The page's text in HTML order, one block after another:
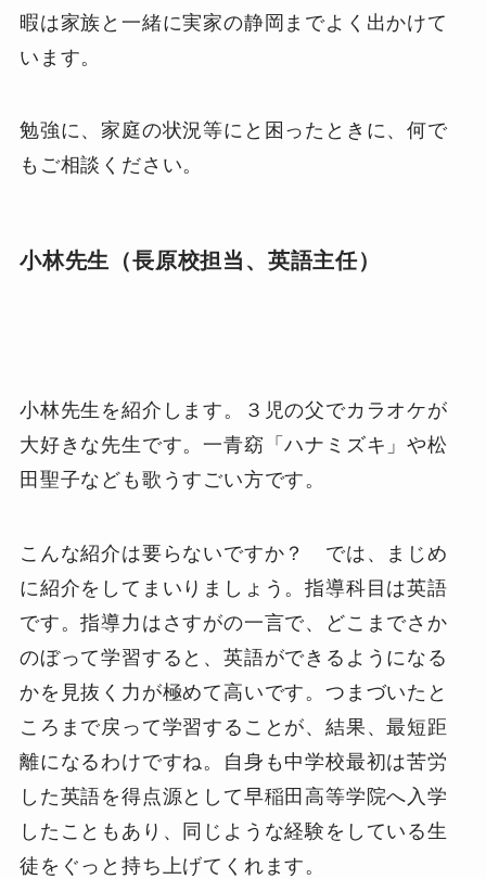
暇は家族と一緒に実家の静岡までよく出かけて
います。
勉強に、家庭の状況等にと困ったときに、何で
もご相談ください。
小林先生（長原校担当、英語主任）
小林先生を紹介します。３児の父でカラオケが
大好きな先生です。一青窈「ハナミズキ」や松
田聖子なども歌うすごい方です。
こんな紹介は要らないですか？ では、まじめ
に紹介をしてまいりましょう。指導科目は英語
です。指導力はさすがの一言で、どこまでさか
のぼって学習すると、英語ができるようになる
かを見抜く力が極めて高いです。つまづいたと
ころまで戻って学習することが、結果、最短距
離になるわけですね。自身も中学校最初は苦労
した英語を得点源として早稲田高等学院へ入学
したこともあり、同じような経験をしている生
徒をぐっと持ち上げてくれます。